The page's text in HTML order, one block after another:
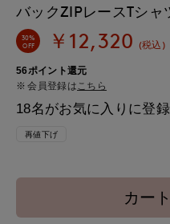
バックZIPレースTシャ
30%
OFF
￥12,320 (税込)
56ポイント還元
会員登録は こちら
18名がお気に入りに登
再値下げ
カー